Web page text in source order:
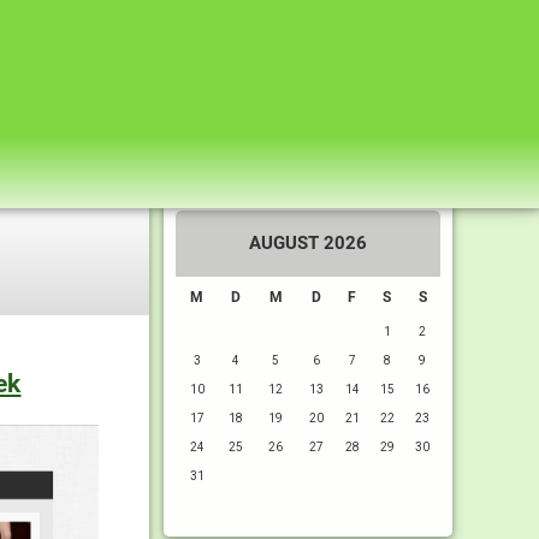
AUGUST 2026
M D M D F S S
1 2
3 4 5 6 7 8 9
10 11 12 13 14 15 16
17 18 19 20 21 22 23
24 25 26 27 28 29 30
31